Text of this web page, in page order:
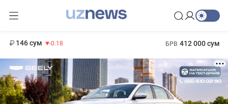
146 сум -0.18 БРВ 412 000 сум